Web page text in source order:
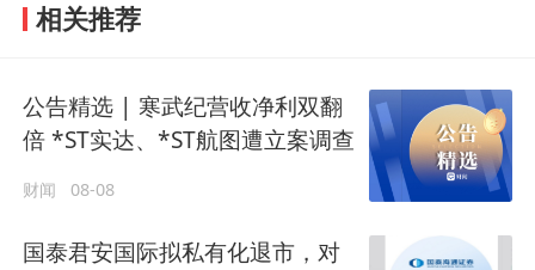
相关推荐
公告精选 | 寒武纪营收净利双翻
倍 *ST实达、*ST航图遭立案调查
财闻 08-08
国泰君安国际拟私有化退市，对